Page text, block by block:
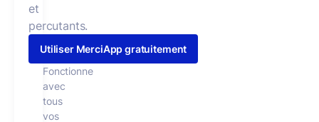
et
percutants.
Utiliser MerciApp gratuitement
Fonctionne
avec
tous
vos